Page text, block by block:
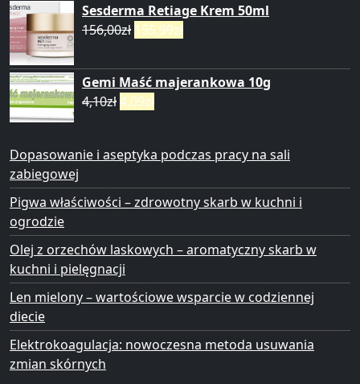
Sesderma Retiage Krem 50ml
156,00zł 155,99zł
Gemi Maść majerankowa 10g
4,10zł4,09zł
Dopasowanie i aseptyka podczas pracy na sali
zabiegowej
Pigwa właściwości – zdrowotny skarb w kuchni i
ogrodzie
Olej z orzechów laskowych – aromatyczny skarb w
kuchni i pielęgnacji
Len mielony – wartościowe wsparcie w codziennej
diecie
Elektrokoagulacja: nowoczesna metoda usuwania
zmian skórnych